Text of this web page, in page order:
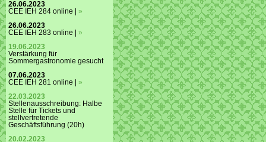
26.06.2023
CEE IEH 284 online | »
26.06.2023
CEE IEH 283 online | »
19.06.2023
Verstärkung für
Sommergastronomie gesucht
07.06.2023
CEE IEH 281 online | »
22.03.2023
Stellenausschreibung: Halbe
Stelle für Tickets und
stellvertretende
Geschäftsführung (20h)
20.02.2023